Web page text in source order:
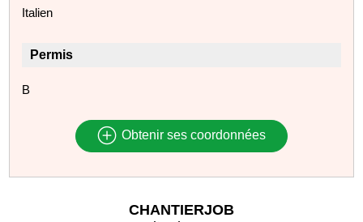
Italien
Permis
B
Obtenir ses coordonnées
CHANTIERJOB